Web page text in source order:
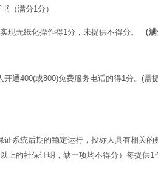
（满分1分）
现无纸化操作得1分，未提供不得分。 （
开通400(或800)免费服务电话的得1分。 (需
证系统后期的稳定运行，投标人具有相关
上的社保证明，缺一项均不得分）每提供1